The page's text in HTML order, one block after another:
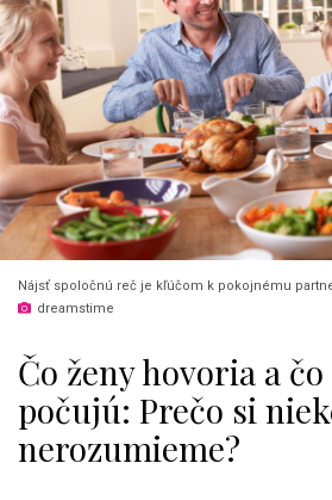
Nájsť spoločnú reč je kľúčom k pokojnému
dreamstime
Čo ženy hovoria a
počujú: Prečo si
nerozumieme?